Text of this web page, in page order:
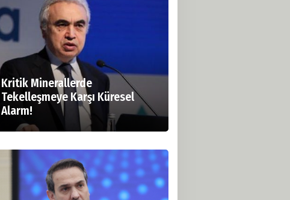
Kritik Minerallerde
Tekelleşmeye Karşı Küresel
Alarm!